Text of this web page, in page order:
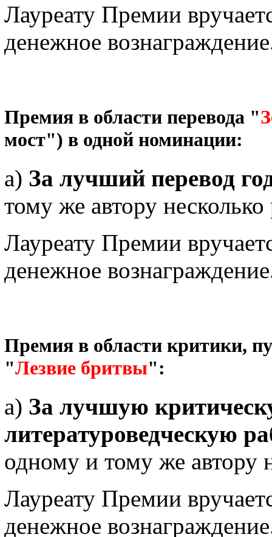
Лауреату Премии
денежное
Премия в области перевода "
мост") в одной номинации:
а) За лучший перевод
тому же автору несколько
Лауреату Премии
денежное
Премия в области критики,
"Лезвие бритвы":
а) За лучшую
литературоведческую
одному и тому же автору
Лауреату Премии
денежное